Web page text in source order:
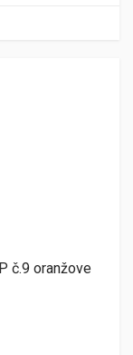
č.9 oranžove